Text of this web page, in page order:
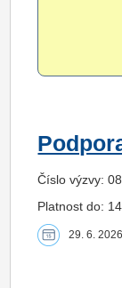
Číslo výzvy:
Platnost do:
29. 6. 2026